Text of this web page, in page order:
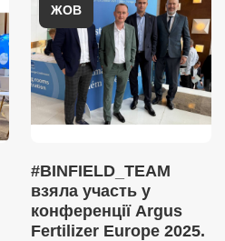
ЖОВ
#BINFIELD_TEAM
взяла участь у
конференції Argus
Fertilizer Europe 2025.